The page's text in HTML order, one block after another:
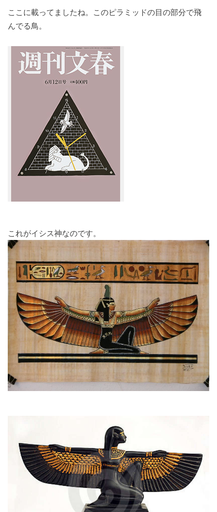
ここに載ってましたね。このピラミッドの目の部分で飛
んでる鳥。
これがイシス神なのです。